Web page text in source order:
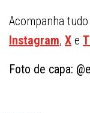
Acompanha
Instagram, X e
Foto de capa: